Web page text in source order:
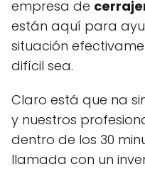
empresa de
están aquí para
situación
difícil sea.
Claro está que na
y nuestros
dentro de los 30
llamada con un